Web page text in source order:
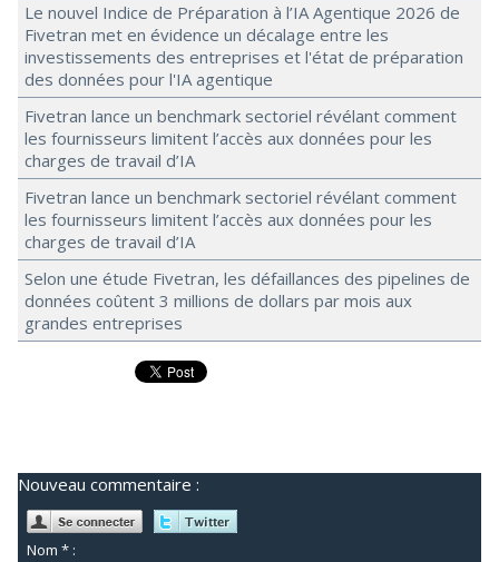
Le nouvel Indice de Préparation à l’IA Agentique 2026 de
Fivetran met en évidence un décalage entre les
investissements des entreprises et l'état de préparation
des données pour l'IA agentique
Fivetran lance un benchmark sectoriel révélant comment
les fournisseurs limitent l’accès aux données pour les
charges de travail d’IA
Fivetran lance un benchmark sectoriel révélant comment
les fournisseurs limitent l’accès aux données pour les
charges de travail d’IA
Selon une étude Fivetran, les défaillances des pipelines de
données coûtent 3 millions de dollars par mois aux
grandes entreprises
Nouveau commentaire :
Nom * :